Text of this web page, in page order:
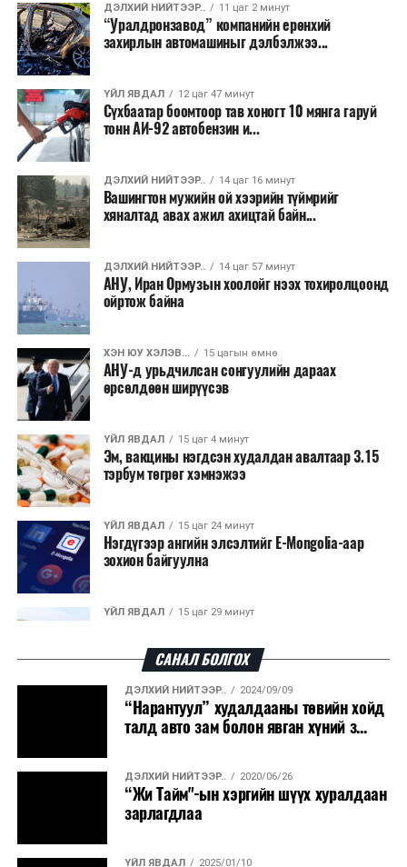
E-Mongolia системээр бүртгэнэ.
Энэ хугацаанд хүүхэд бүртгэх дэмжлэгийн баг
сургуулиуд дээр ажиллахгүй.
Их, дээд сургуулийн хичээл
2026 оны 9 дүгээр сарын 1-нээс цахимаар
эхэлнэ.
2026 оны 9 дүгээр сарын 14-нөөс танхимаар
үргэлжилнэ.
Оюутны дотуур байр
2026 оны 9 дүгээр сарын 13-наас оюутнуудыг
дотуур байранд оруулж эхэлнэ.
Сургууль, цэцэрлэгийн үйл ажиллагааны
зохицуулалт
2026 оны 8 дугаар сарын 17–28-ны өдрүүдэд
нийслэлийн бүх сургууль, цэцэрлэгт ажлын
байранд элсэлт, бүртгэл болон бусад аливаа
арга хэмжээ зохион байгуулахгүй болно.
ДЭЛХИЙ НИЙТЭЭР.. 11 цаг 2 минут
“Уралдронзавод” компанийн ерөнхий
захирлын автомашиныг дэлбэлжээ...
ҮЙЛ ЯВДАЛ 12 цаг 47 минут
Сүхбаатар боомтоор тав хоногт 10 мянга гаруй
тонн АИ-92 автобензин и...
ДЭЛХИЙ НИЙТЭЭР.. 14 цаг 16 минут
Вашингтон мужийн ой хээрийн түймрийг
хяналтад авах ажил ахицтай байн...
ДЭЛХИЙ НИЙТЭЭР.. 14 цаг 57 минут
АНУ, Иран Ормузын хоолойг нээх тохиролцоонд
ойртож байна
ХЭН ЮУ ХЭЛЭВ... 15 цагын өмнө
АНУ-д урьдчилсан сонгуулийн дараах
өрсөлдөөн ширүүсэв
ҮЙЛ ЯВДАЛ 15 цаг 4 минут
Эм, вакцины нэгдсэн худалдан авалтаар 3.15
тэрбум төгрөг хэмнэжээ
ҮЙЛ ЯВДАЛ 15 цаг 24 минут
Нэгдүгээр ангийн элсэлтийг E-Mongolia-аар
зохион байгуулна
ҮЙЛ ЯВДАЛ 15 цаг 29 минут
талаас илүү хувь нь 13-аас...
ҮЙЛ ЯВДАЛ 15 цаг 34 минут
Засгийн газар энэ оныг дуустал санхүүгийн
хэмнэлтийн горимд шилжинэ
ХЭН ЮУ ХЭЛЭВ...
Шатахууны импортын гаалийн албан татварыг
2027 оны хоёрдугаар сарын ...
САНАЛ БОЛГОХ
ДЭЛХИЙ НИЙТЭЭР.. 2024/09/09
“Нарантуул” худалдааны төвийн хойд
талд авто зам болон явган хүний з...
ДЭЛХИЙ НИЙТЭЭР.. 2020/06/26
“Жи Тайм"-ын хэргийн шүүх хуралдаан
зарлагдлаа
ҮЙЛ ЯВДАЛ 2025/01/10